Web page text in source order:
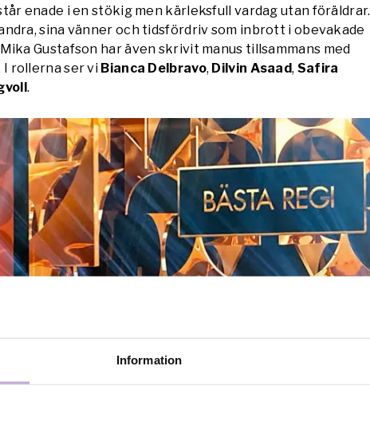
Information
enade i en stökig men kärleksfull vardag utan föräldrar.
sina vänner och tidsfördriv som inbrott i obevakade
Gustafson har även skrivit manus tillsammans med
I rollerna ser vi Bianca Delbravo, Dilvin Asaad, Safira
.